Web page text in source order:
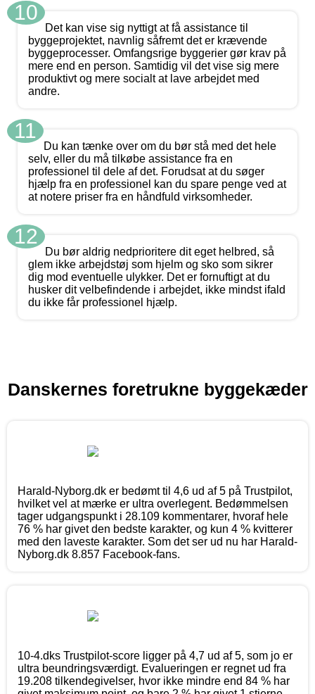
10
Det kan vise sig nyttigt at få assistance til
byggeprojektet, navnlig såfremt det er krævende
byggeprocesser. Omfangsrige byggerier gør krav på
mere end en person. Samtidig vil det vise sig mere
produktivt og mere socialt at lave arbejdet med
andre.
11
Du kan tænke over om du bør stå med det hele
selv, eller du må tilkøbe assistance fra en
professionel til dele af det. Forudsat at du søger
hjælp fra en professionel kan du spare penge ved at
at notere priser fra en håndfuld virksomheder.
12
Du bør aldrig nedprioritere dit eget helbred, så
glem ikke arbejdstøj som hjelm og sko som sikrer
dig mod eventuelle ulykker. Det er fornuftigt at du
husker dit velbefindende i arbejdet, ikke mindst ifald
du ikke får professionel hjælp.
Danskernes foretrukne byggekæder
Harald-Nyborg.dk er bedømt til 4,6 ud af 5 på Trustpilot,
hvilket vel at mærke er ultra overlegent. Bedømmelsen
tager udgangspunkt i 28.109 kommentarer, hvoraf hele
76 % har givet den bedste karakter, og kun 4 % kvitterer
med den laveste karakter. Som det ser ud nu har Harald-
Nyborg.dk 8.857 Facebook-fans.
10-4.dks Trustpilot-score ligger på 4,7 ud af 5, som jo er
ultra beundringsværdigt. Evalueringen er regnet ud fra
19.208 tilkendegivelser, hvor ikke mindre end 84 % har